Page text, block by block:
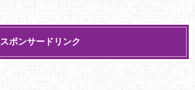
スポンサードリンク